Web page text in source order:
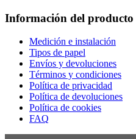
Información del producto
Medición e instalación
Tipos de papel
Envíos y devoluciones
Términos y condiciones
Política de privacidad
Política de devoluciones
Política de cookies
FAQ